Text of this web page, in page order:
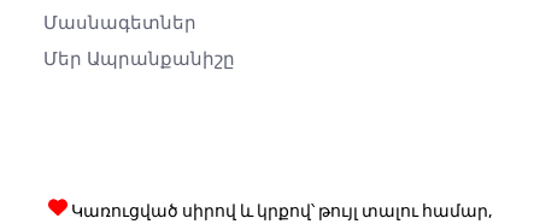
Մասնագետներ
Մեր Ապրանքանիշը
Կառուցված սիրով և կրքով՝ թույլ տալու համար,